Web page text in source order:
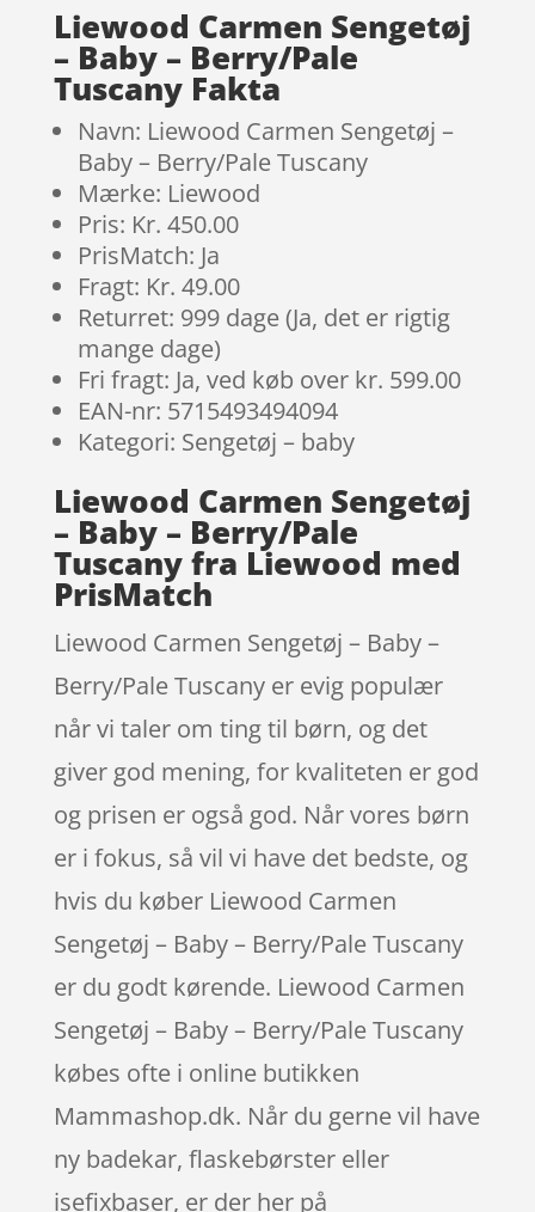
Liewood Carmen Sengetøj
– Baby – Berry/Pale
Tuscany Fakta
Navn: Liewood Carmen Sengetøj –
Baby – Berry/Pale Tuscany
Mærke: Liewood
Pris: Kr. 450.00
PrisMatch: Ja
Fragt: Kr. 49.00
Returret: 999 dage (Ja, det er rigtig
mange dage)
Fri fragt: Ja, ved køb over kr. 599.00
EAN-nr: 5715493494094
Kategori: Sengetøj – baby
Liewood Carmen Sengetøj
– Baby – Berry/Pale
Tuscany fra Liewood med
PrisMatch
Liewood Carmen Sengetøj – Baby –
Berry/Pale Tuscany er evig populær
når vi taler om ting til børn, og det
giver god mening, for kvaliteten er god
og prisen er også god. Når vores børn
er i fokus, så vil vi have det bedste, og
hvis du køber Liewood Carmen
Sengetøj – Baby – Berry/Pale Tuscany
er du godt kørende. Liewood Carmen
Sengetøj – Baby – Berry/Pale Tuscany
købes ofte i online butikken
Mammashop.dk. Når du gerne vil have
ny badekar, flaskebørster eller
isefixbaser, er der her på